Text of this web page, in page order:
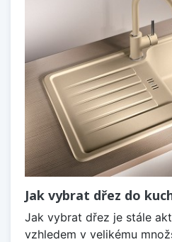
Jak vybrat dřez do
Jak vybrat dřez je stále
vzhledem v velikému